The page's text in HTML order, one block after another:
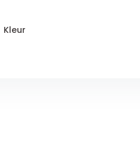
Kleur